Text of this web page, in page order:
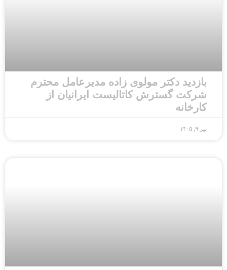
بازدید دکتر مولوی زاده مدیرعامل محترم
شرکت گسترش کاتالیست ایرانیان از
کارخانه
تیر ۹, ۱۴۰۵